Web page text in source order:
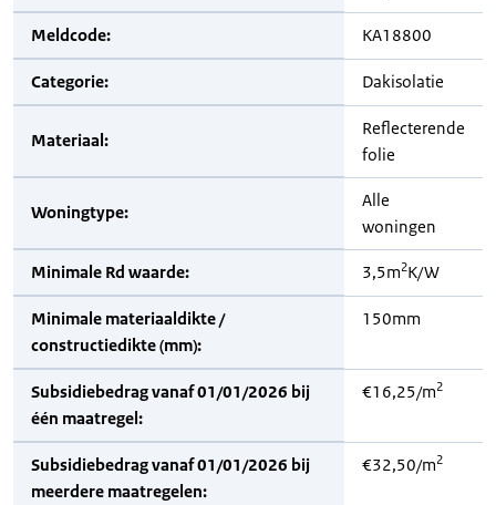
Meldcode: KA18800
Categorie: Dakisolatie
Materiaal:
Reflecterende
folie
Woningtype:
Alle
woningen
Minimale Rd waarde: 3,5m2K/W
Minimale materiaaldikte /
constructiedikte (mm):
150mm
Subsidiebedrag vanaf 01/01/2026 bij
één maatregel:
€16,25/m2
Subsidiebedrag vanaf 01/01/2026 bij
meerdere maatregelen:
€32,50/m2